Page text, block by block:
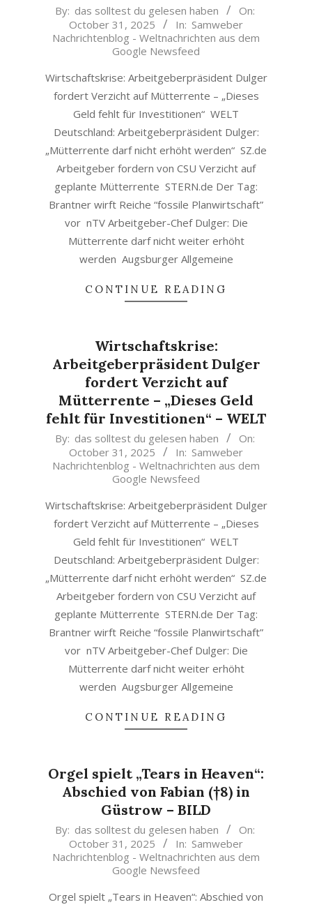
2025-
31
By: das solltest du gelesen haben
On:
October 31, 2025
In: Samweber
Nachrichtenblog - Weltnachrichten aus dem
Google Newsfeed
Wirtschaftskrise: Arbeitgeberpräsident Dulger
fordert Verzicht auf Mütterrente – „Dieses
Geld fehlt für Investitionen“ WELT
Deutschland: Arbeitgeberpräsident Dulger:
„Mütterrente darf nicht erhöht werden“ SZ.de
Arbeitgeber fordern von CSU Verzicht auf
geplante Mütterrente STERN.de Der Tag:
Brantner wirft Reiche “fossile Planwirtschaft”
vor nTV Arbeitgeber-Chef Dulger: Die
Mütterrente darf nicht weiter erhöht
werden Augsburger Allgemeine
CONTINUE READING
Wirtschaftskrise:
Arbeitgeberpräsident Dulger
fordert Verzicht auf
Mütterrente – „Dieses Geld
fehlt für Investitionen“ – WELT
2025-
31
By: das solltest du gelesen haben
On:
October 31, 2025
In: Samweber
Nachrichtenblog - Weltnachrichten aus dem
Google Newsfeed
Wirtschaftskrise: Arbeitgeberpräsident Dulger
fordert Verzicht auf Mütterrente – „Dieses
Geld fehlt für Investitionen“ WELT
Deutschland: Arbeitgeberpräsident Dulger:
„Mütterrente darf nicht erhöht werden“ SZ.de
Arbeitgeber fordern von CSU Verzicht auf
geplante Mütterrente STERN.de Der Tag:
Brantner wirft Reiche “fossile Planwirtschaft”
vor nTV Arbeitgeber-Chef Dulger: Die
Mütterrente darf nicht weiter erhöht
werden Augsburger Allgemeine
CONTINUE READING
Orgel spielt „Tears in Heaven“:
Abschied von Fabian (†8) in
Güstrow – BILD
2025-
31
By: das solltest du gelesen haben
On:
October 31, 2025
In: Samweber
Nachrichtenblog - Weltnachrichten aus dem
Google Newsfeed
Orgel spielt „Tears in Heaven“: Abschied von